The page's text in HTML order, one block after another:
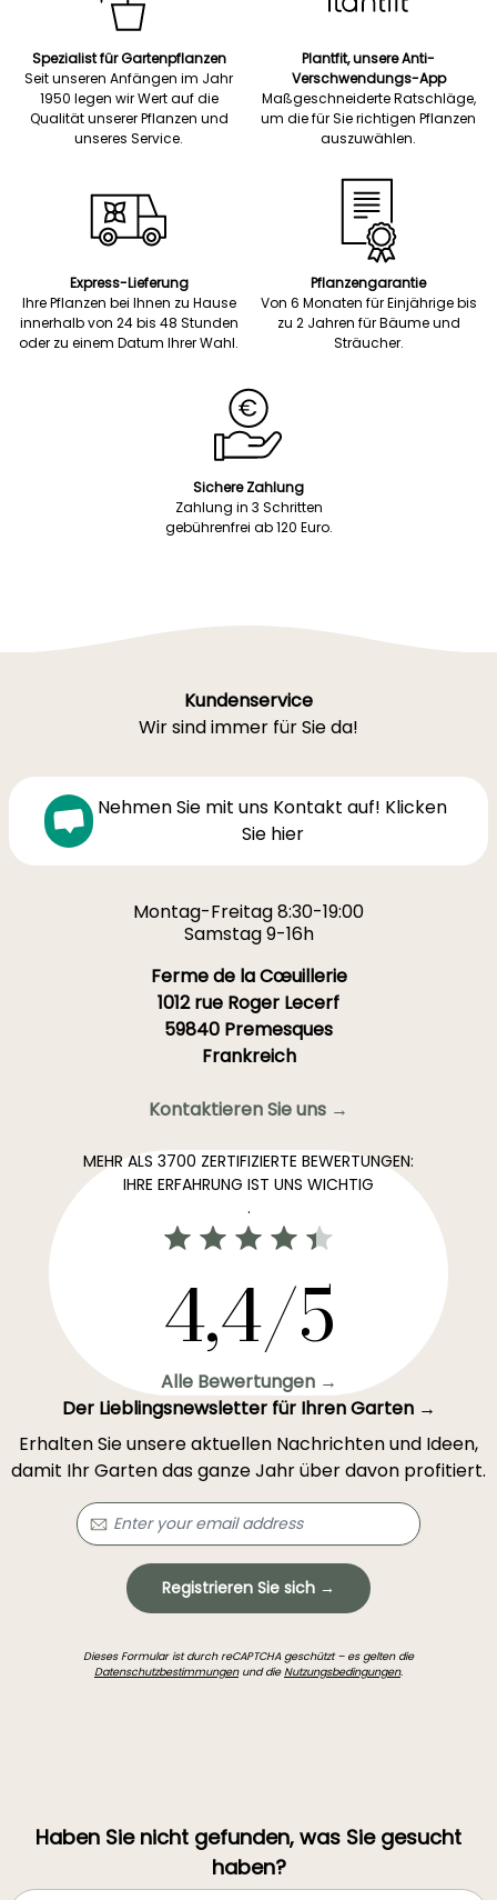
Spezialist für Gartenpflanzen
Seit unseren Anfängen im Jahr
1950 legen wir Wert auf die
Qualität unserer Pflanzen und
unseres Service.
Plantfit, unsere Anti-
Verschwendungs-App
Maßgeschneiderte Ratschläge,
um die für Sie richtigen Pflanzen
auszuwählen.
Express-Lieferung
Ihre Pflanzen bei Ihnen zu Hause
innerhalb von 24 bis 48 Stunden
oder zu einem Datum Ihrer Wahl.
Pflanzengarantie
Von 6 Monaten für Einjährige bis
zu 2 Jahren für Bäume und
Sträucher.
Sichere Zahlung
Zahlung in 3 Schritten
gebührenfrei ab 120 Euro.
Kundenservice
Wir sind immer für Sie da!
Nehmen Sie mit uns Kontakt auf! Klicken
Sie hier
Montag-Freitag 8:30-19:00
Samstag 9-16h
Ferme de la Cœuillerie
1012 rue Roger Lecerf
59840 Premesques
Frankreich
Kontaktieren Sie uns →
MEHR ALS 3700 ZERTIFIZIERTE BEWERTUNGEN:
IHRE ERFAHRUNG IST UNS WICHTIG
.
4,4/5
Alle Bewertungen →
Der Lieblingsnewsletter für Ihren Garten →
Erhalten Sie unsere aktuellen Nachrichten und Ideen,
damit Ihr Garten das ganze Jahr über davon profitiert.
Registrieren Sie sich →
Dieses Formular ist durch reCAPTCHA geschützt – es gelten die
Datenschutzbestimmungenund dieNutzungsbedingungen.
Haben Sie nicht gefunden, was Sie gesucht
haben?